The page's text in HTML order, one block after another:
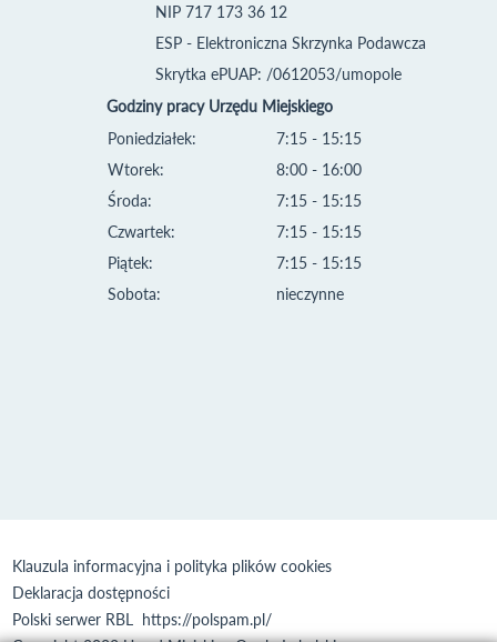
NIP 717 173 36 12
ESP - Elektroniczna Skrzynka Podawcza
Skrytka ePUAP: /0612053/umopole
Godziny pracy Urzędu Miejskiego
Poniedziałek:
Wtorek:
Środa:
Czwartek:
Piątek:
Sobota:
7:15 - 15:15
8:00 - 16:00
7:15 - 15:15
7:15 - 15:15
7:15 - 15:15
nieczynne
Klauzula informacyjna i polityka plików cookies
Deklaracja dostępności
Polski serwer RBL https://polspam.pl/